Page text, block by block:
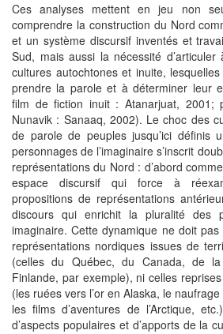
Ces analyses mettent en jeu non
comprendre la construction du Nord
et un système discursif inventés et
Sud, mais aussi la nécessité
cultures autochtones et inuite,
prendre la parole et à déterminer leur
film de fiction inuit : Atanarjuat, 2001;
Nunavik : Sanaaq, 2002). Le choc des
de parole de peuples jusqu’ici définis
personnages de l’imaginaire s’inscrit
représentations du Nord : d’abord
espace discursif qui force à
propositions de représentations
discours qui enrichit la pluralité des
imaginaire. Cette dynamique ne doit
représentations nordiques issues de
(celles du Québec, du Canada, de
Finlande, par exemple), ni celles
(les ruées vers l’or en Alaska, le
les films d’aventures de l’Arctique,
d’aspects populaires et d’apports de la